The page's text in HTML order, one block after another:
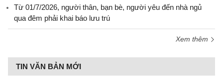
Từ 01/7/2026, người thân, bạn bè, người yêu đến nhà ngủ
qua đêm phải khai báo lưu trú
Xem thêm
TIN VĂN BẢN MỚI